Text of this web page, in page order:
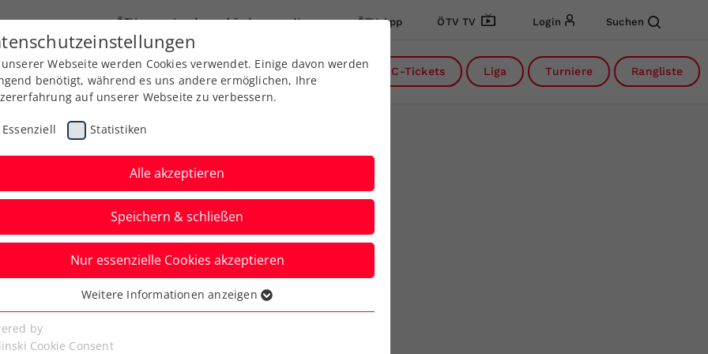
ÖTV Landesverbände News ÖTV App ÖTV TV Login Suchen
Ausbildung Services Über uns Kreise DC-Tickets Liga Turniere Rangliste
feiert Doppelsieg
Webseite werden Cookies verwendet. Einige davon werden
benötigt, während es uns andere ermöglichen, Ihre
auf unserer Webseite zu verbessern.
Essenziell Statistiken
Alle akzeptieren
Speichern & schließen
Nur essenzielle Cookies akzeptieren
Cookies werden für grundlegende Funktionen der
benötigt. Dadurch ist gewährleistet, dass die Webseite
Weitere Informationen anzeigen
by
Cookie Consent